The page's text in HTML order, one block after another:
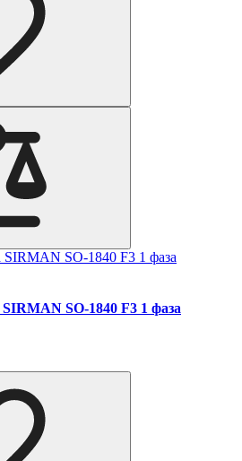
SO-1840 F3 1 фаза